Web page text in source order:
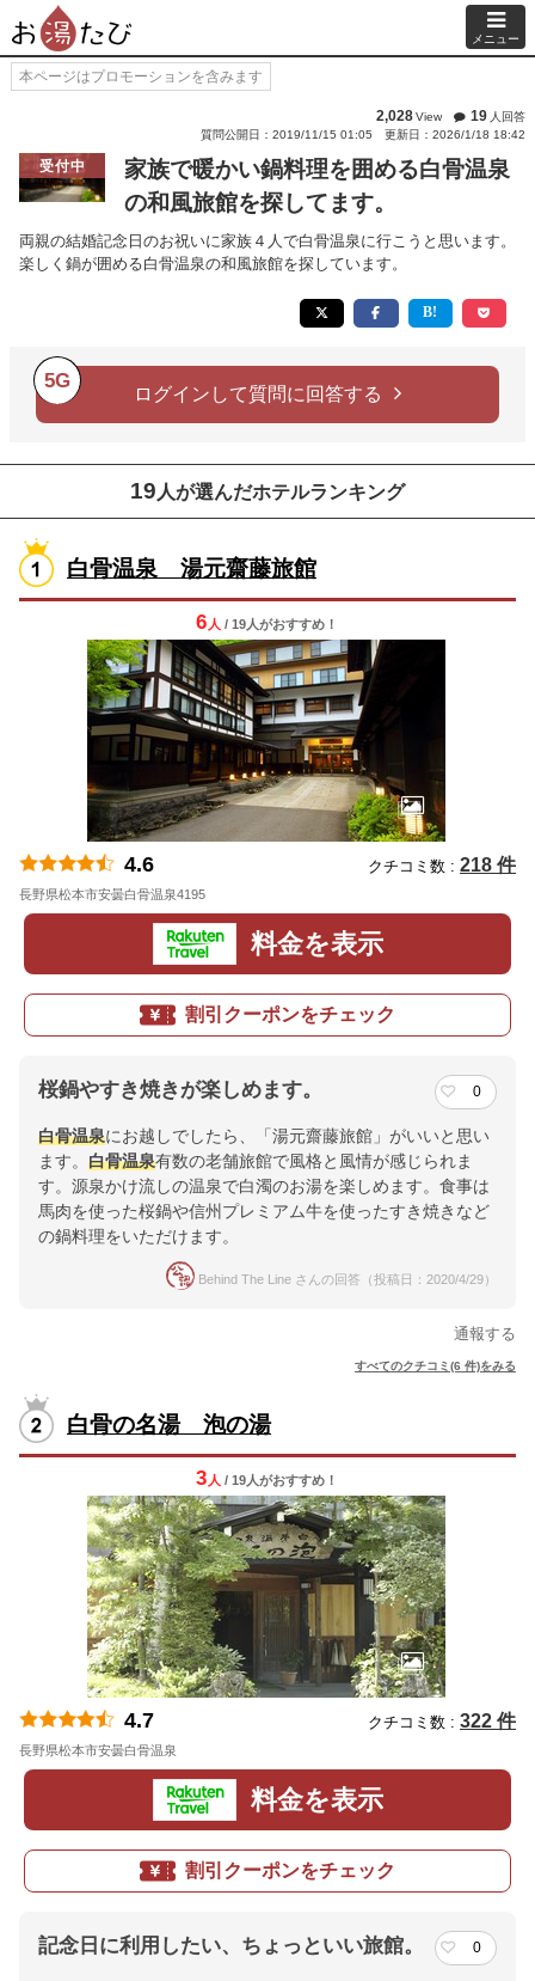
メニュー
本ページはプロモーションを含みます
2,028View 19 人回答
質問公開日：2019/11/15 01:05
更新日：2026/1/18 18:42
受付中
家族で暖かい鍋料理を囲める白骨温泉
の和風旅館を探してます。
両親の結婚記念日のお祝いに家族４人で白骨温泉に行こうと思います。
楽しく鍋が囲める白骨温泉の和風旅館を探しています。
5G
ログインして質問に回答する
19 人が選んだホテルランキング
白骨温泉 湯元齋藤旅館
6 人 / 19人がおすすめ！
4.6 クチコミ数 : 218 件
長野県松本市安曇白骨温泉4195
料金を表示
割引クーポンをチェック
桜鍋やすき焼きが楽しめます。 0
白骨温泉にお越しでしたら、「湯元齋藤旅館」がいいと思い
ます。 白骨温泉有数の老舗旅館で風格と風情が感じられま
す。源泉かけ流しの温泉で白濁のお湯を楽しめます。食事は
馬肉を使った桜鍋や信州プレミアム牛を使ったすき焼きなど
の鍋料理をいただけます。
Behind The Line さんの回答（投稿日：2020/4/29）
通報する
すべてのクチコミ(6 件)をみる
白骨の名湯 泡の湯
3 人 / 19人がおすすめ！
4.7 クチコミ数 : 322 件
長野県松本市安曇白骨温泉
料金を表示
割引クーポンをチェック
記念日に利用したい、ちょっといい旅館。 0